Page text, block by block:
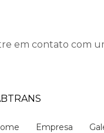
em contato com
Home Empresa